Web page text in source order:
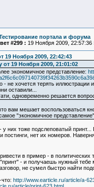
портала и форума
#299 : 19 Ноября 2009, 22:57:36
19 Ноября 2009, 22:42:43
от 19 Ноября 2009, 21:01:02
экономичное представление:
- не хочется терять иллюстрации
оставили...
одновременно решается
вам мешает воспользоваться
"экономичное
у них тоже подслеповатый
постинги, нет их номеров.
в пример - в политических
"принт" - и получаешь нужный
не сумел быстро найти
http://www.earticle.ru/article/a-